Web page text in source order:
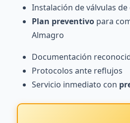
Instalación de válvulas
Plan preventivo para
Almagro
Documentación
Protocolos ante reflujos
Servicio inmediato con